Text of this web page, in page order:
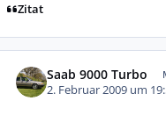
Zitat
Saab 9000 Turbo
2. Februar 2009 um